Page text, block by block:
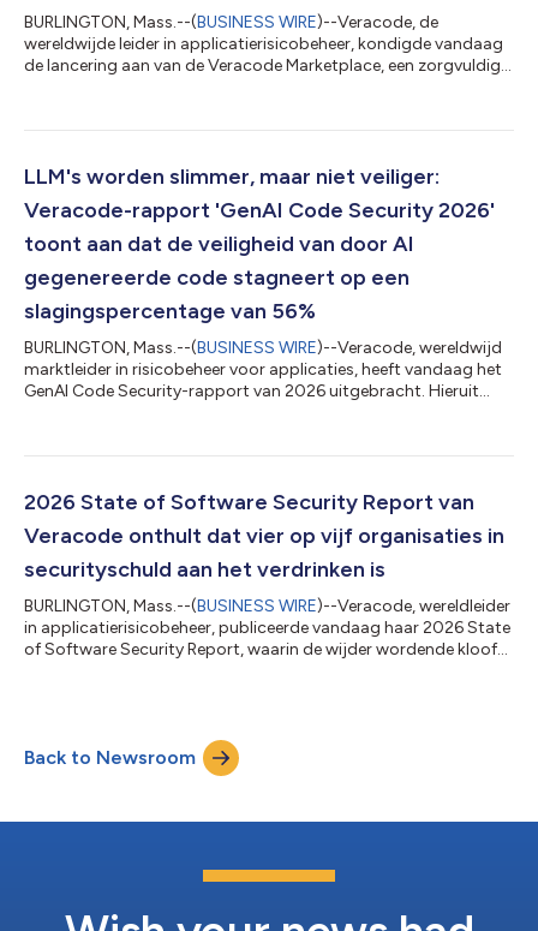
BURLINGTON, Mass.--(BUSINESS WIRE)--Veracode, de
wereldwijde leider in applicatierisicobeheer, kondigde vandaag
de lancering aan van de Veracode Marketplace, een zorgvuldig
derden te vinden, te beoordelen en te integreren als uitbreiding
DryRun Security als inaugurale partner, om klanten van
LLM's worden slimmer, maar niet veiliger:
Veracode-rapport 'GenAI Code Security 2026'
toont aan dat de veiligheid van door AI
gegenereerde code stagneert op een
slagingspercentage van 56%
BURLINGTON, Mass.--(BUSINESS WIRE)--Veracode, wereldwijd
marktleider in risicobeheer voor applicaties, heeft vandaag het
GenAI Code Security-rapport van 2026 uitgebracht. Hieruit
meetmomenten en meer dan 100 modellen die sinds de start
slagingspercentage voor veiligheid op 56 procent – vrijwel
2026 State of Software Security Report van
Veracode onthult dat vier op vijf organisaties in
securityschuld aan het verdrinken is
BURLINGTON, Mass.--(BUSINESS WIRE)--Veracode, wereldleider
in applicatierisicobeheer, publiceerde vandaag haar 2026 State
of Software Security Report, waarin de wijder wordende kloof
zit — een stijging met 11 procent ten opzichte van het jaar
voordien — en dat 60 procent van die organisaties deze
Back to Newsroom